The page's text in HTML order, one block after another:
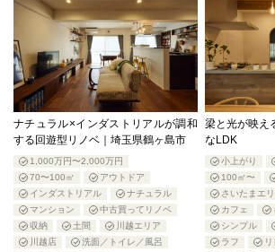
ナチュラル×インダストリアルが調和
する回遊型リノベ｜埼玉県鶴ヶ島市
1,000万円〜2,000万円
70〜100㎡
アウトドア
インダストリアル
ナチュラル
マンション
中古買ってリノベ
収納
土間
川越エリア
川越店
洗面／トイレ／風呂
梁と光が映え
なLDK
小上がり
100㎡〜
さいたまエ
カフェ
シンプル
ラフ